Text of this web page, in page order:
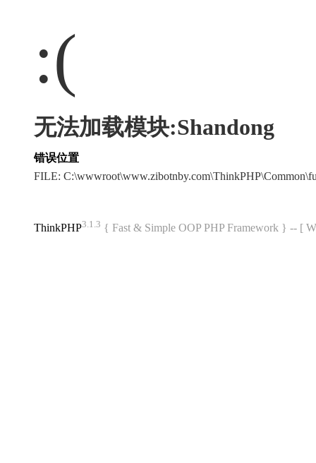
:(
无法加载模块:Shandong
错误位置
FILE:
ThinkPHP3.1.3 { Fast & Simple OOP PHP Framework } -- [